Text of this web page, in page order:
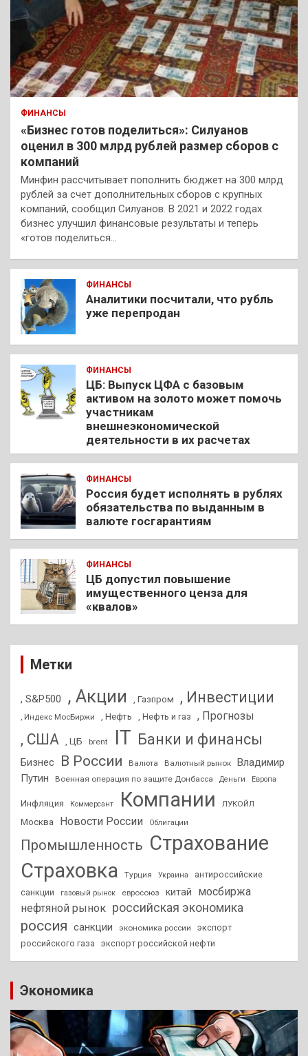
ФИНАНСЫ
«Бизнес готов поделиться»: Силуанов
оценил в 300 млрд рублей размер сборов с
компаний
Минфин рассчитывает пополнить бюджет на 300 млрд
рублей за счет дополнительных сборов с крупных
компаний, сообщил Силуанов. В 2021 и 2022 годах
бизнес улучшил финансовые результаты и теперь
«готов поделиться…
ФИНАНСЫ
Аналитики посчитали, что рубль
уже перепродан
ФИНАНСЫ
ЦБ: Выпуск ЦФА с базовым
активом на золото может помочь
участникам
внешнеэкономической
деятельности в их расчетах
ФИНАНСЫ
Россия будет исполнять в рублях
обязательства по выданным в
валюте госгарантиям
ФИНАНСЫ
ЦБ допустил повышение
имущественного ценза для
«квалов»
Метки
, S&P500 , Акции , Газпром , Инвестиции
, Индекс МосБиржи , Нефть , Нефть и газ , Прогнозы
, США , ЦБ brent IT Банки и финансы
Бизнес В России Валюта Валютный рынок
Владимир
Путин
Военная операция по защите Донбасса Деньги Европа
Инфляция Коммерсант Компании ЛУКОЙЛ
Москва Новости России Облигации
Промышленность Страхование
Страховка
Турция Украина
антироссийские
санкции
газовый рынок евросоюз китай
мосбиржа
нефтяной рынок российская экономика
россия санкции экономика россии
экспорт
российского газа
экспорт российской нефти
Экономика